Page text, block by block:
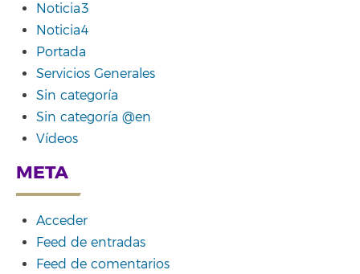
Noticia3
Noticia4
Portada
Servicios Generales
Sin categoría
Sin categoría @en
Vídeos
META
Acceder
Feed de entradas
Feed de comentarios